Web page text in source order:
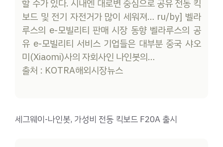
할 수가 있다. 시내엔 대로변 중심으로 공유 전동 킥
보드 및 전기 자전거가 많이 세워져… ru/by] 벨라
루스의 e-모빌리티 판매 시장 동향 벨라루스의 공
유 e-모빌리티 서비스 기업들은 대부분 중국 샤오
미(Xiaomi)사의 자회사인 나인봇의…
출처 : KOTRA해외시장뉴스
세그웨이-나인봇, 가성비 전동 킥보드 F20A 출시